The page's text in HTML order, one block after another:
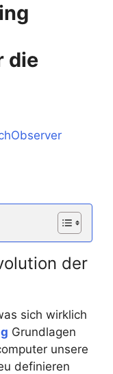
die
der
sich wirklich
Grundlagen
unsere
definieren